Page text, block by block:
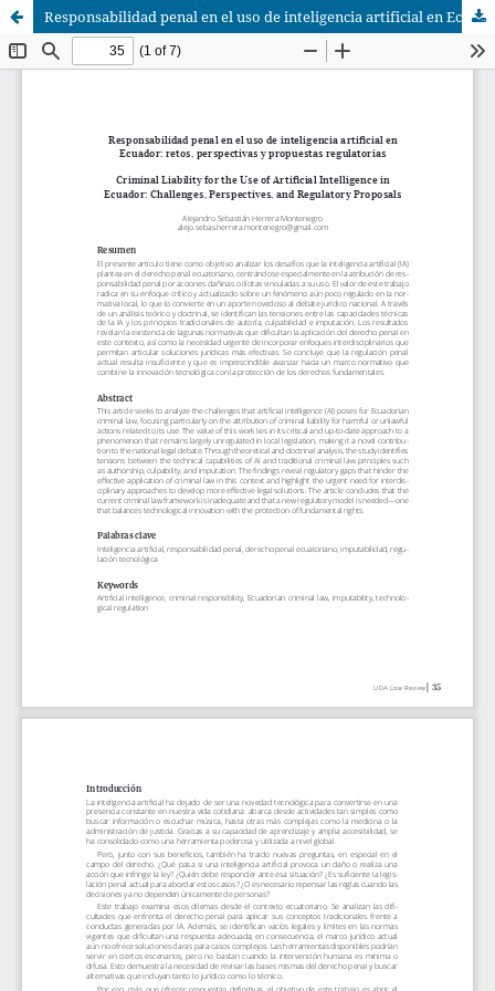
Responsabilidad penal en el uso de inteligencia artificial en Ecuador: retos, perspectivas y propuestas regulatorias